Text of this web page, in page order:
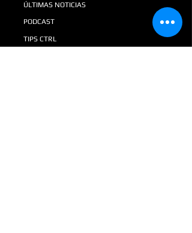
ÚLTIMAS NOTICIAS
PODCAST
TIPS CTRL